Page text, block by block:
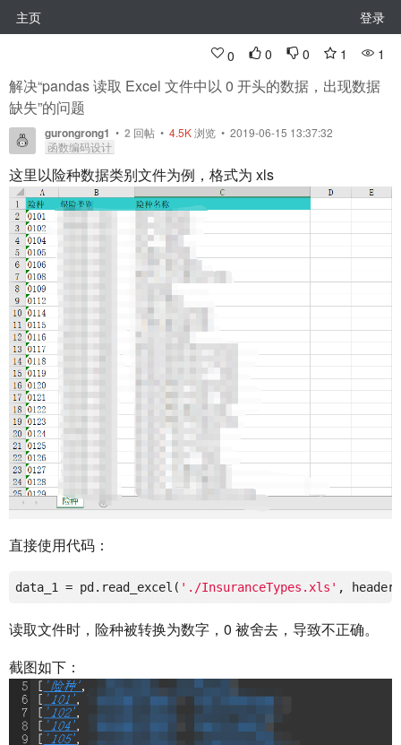
主页 登录
0 0 0 1 1
解决“pandas 读取 Excel 文件中以 0 开头的数据，出现数据
缺失”的问题
gurongrong1 • 2 回帖 • 4.5K浏览 • 2019-06-15 13:37:32
函数编码设计
这里以险种数据类别文件为例，格式为 xls
直接使用代码：
data_1 = pd.read_excel( './InsuranceTypes.xls' , header=
读取文件时，险种被转换为数字，0 被舍去，导致不正确。
截图如下：